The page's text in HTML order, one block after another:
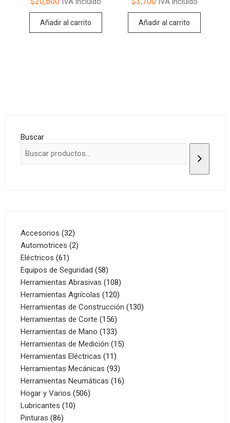
Añadir al carrito Añadir al carrito
Buscar
Accesorios 3232
productos
Automotrices 22
Eléctricos 6161
productos
Equipos de Seguridad 5858
productos
Herramientas Abrasivas 108108
productos
Herramientas Agrícolas 120120
productos
Herramientas de Construcción 130130
Herramientas de Corte 156156
productos
Herramientas de Mano 133133
productos
Herramientas de Medición 1515
Herramientas Eléctricas 1111
productos
Herramientas Mecánicas 9393
productos
Herramientas Neumáticas 1616
Hogar y Varios 506506
Lubricantes 1010
Pinturas 8686